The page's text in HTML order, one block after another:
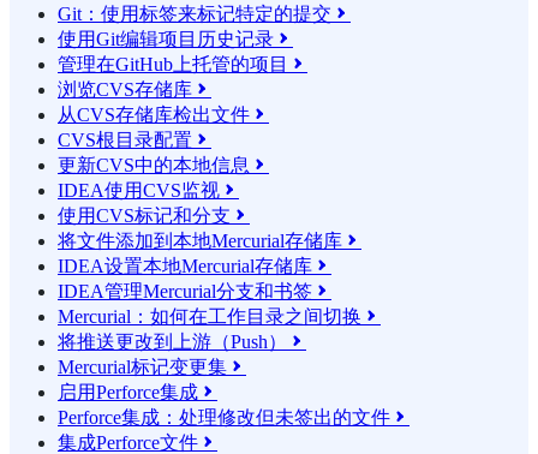
Git：使用标签来标记特定的提交 
使用Git编辑项目历史记录 
管理在GitHub上托管的项目 
浏览CVS存储库 
从CVS存储库检出文件 
CVS根目录配置 
更新CVS中的本地信息 
IDEA使用CVS监视 
使用CVS标记和分支 
将文件添加到本地Mercurial存储库 
IDEA设置本地Mercurial存储库 
IDEA管理Mercurial分支和书签 
Mercurial：如何在工作目录之间切换 
将推送更改到上游（Push） 
Mercurial标记变更集 
启用Perforce集成 
Perforce集成：处理修改但未签出的文件 
集成Perforce文件 